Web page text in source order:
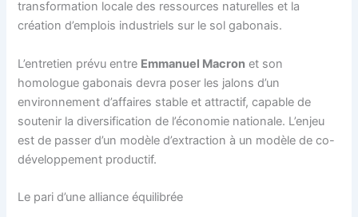
transformation locale des ressources naturelles et la
création d’emplois industriels sur le sol gabonais.
L’entretien prévu entre Emmanuel Macron et son
homologue gabonais devra poser les jalons d’un
environnement d’affaires stable et attractif, capable de
soutenir la diversification de l’économie nationale. L’enjeu
est de passer d’un modèle d’extraction à un modèle de co-
développement productif.
Le pari d’une alliance équilibrée